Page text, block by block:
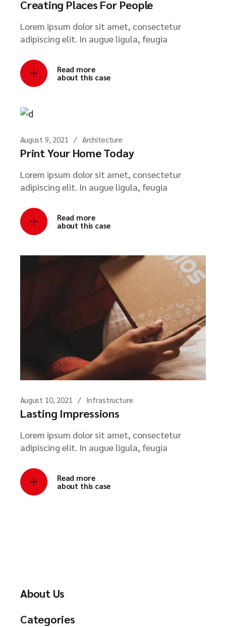
Creating Places For People
Lorem ipsum dolor sit amet, consectetur
adipiscing elit. In augue ligula, feugia
Read more
about this case
August 9, 2021 Architecture
Print Your Home Today
Lorem ipsum dolor sit amet, consectetur
adipiscing elit. In augue ligula, feugia
Read more
about this case
August 10, 2021 Infrastructure
Lasting Impressions
Lorem ipsum dolor sit amet, consectetur
adipiscing elit. In augue ligula, feugia
Read more
about this case
About Us
Categories